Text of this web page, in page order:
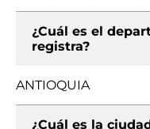
¿Cuál es el
registra?
ANTIOQUIA
¿Cuál es la